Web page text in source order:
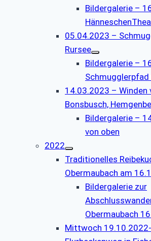
Bildergalerie –
05.04.2023 –
Rursee
Bildergalerie –
Schmugglerpfad
14.03.2023 – Winden
Bonsbusch,
Bildergalerie –
von oben
2022
Traditionelles
Obermaubach am
Bildergalerie zur
Obermaubach
Mittwoch